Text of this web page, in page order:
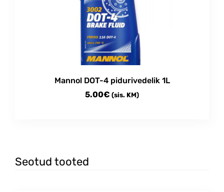
Mannol DOT-4 pidurivedelik 1L
5.00€ (sis. KM)
Seotud tooted